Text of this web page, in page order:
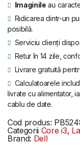
Imaginile au
Ridicarea dintr-un
posibilă.
Serviciu clienți
Retur în 14 zile,
Livrare gratuită
Calculatoarele
livrate cu alimentator,
cablu de date.
Cod produs:
Categorii Core i3,
Brand: Dell